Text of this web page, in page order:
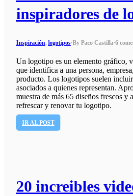
inspiradores de
Inspiración, logotipos·By Paco Castilla·6
Un logotipo es un elemento gráfico,
que identifica a una persona,
producto. Los logotipos suelen
asociados a quienes representan.
muestra de más 65 diseños frescos y
refrescar y renovar tu logotipo.
IR AL POST
20 increibles